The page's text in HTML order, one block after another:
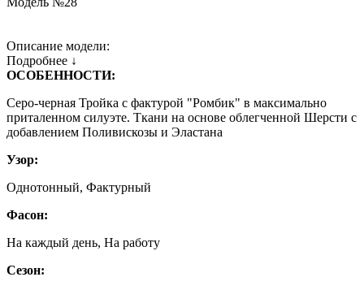
Описание модели:
Подробнее ↓
ОСОБЕННОСТИ:
Серо-черная Тройка с фактурой "Ромбик" в максимально
приталенном силуэте. Ткани на основе облегченной Шерсти с
добавлением Поливискозы и Эластана
Узор:
Однотонный, Фактурный
Фасон:
На каждый день, На работу
Сезон: